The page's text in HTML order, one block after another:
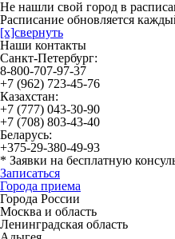
Не нашли свой город в
Расписание обновляется
[x]свернуть
Наши контакты
Санкт-Петербург:
8-800-707-97-37
+7 (962) 723-45-76
Казахстан:
+7 (777) 043-30-90
+7 (708) 803-43-40
Беларусь:
+375-29-380-49-93
* Заявки на бесплатную
Записаться
Города приема
Города России
Москва и область
Ленинградская область